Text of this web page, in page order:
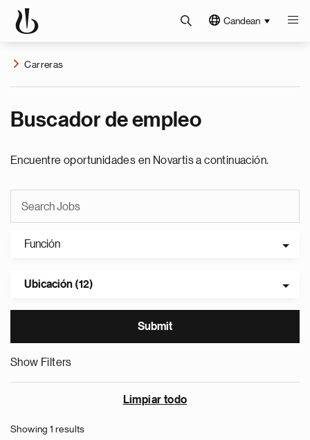
Candean
Carreras
Buscador de empleo
Encuentre oportunidades en Novartis a continuación.
Función
Ubicación (12)
Show Filters
Limpiar todo
Showing 1 results